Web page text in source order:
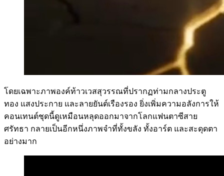
โดยเฉพาะภาพองค์ท้าวเวสสุวรรณที่ปรากฏท่ามกลางประตู
ทอง แสงประกาย และลายยันต์เรืองรอง ยิ่งเพิ่มความอลังการให้
คอนเทนต์ชุดนี้ดูเหมือนหลุดออกมาจากโลกแฟนตาซีสาย
ศรัทธา กลายเป็นอีกหนึ่งภาพจำที่ทั้งขลัง ทั้งอาร์ต และสะดุดตา
อย่างมาก